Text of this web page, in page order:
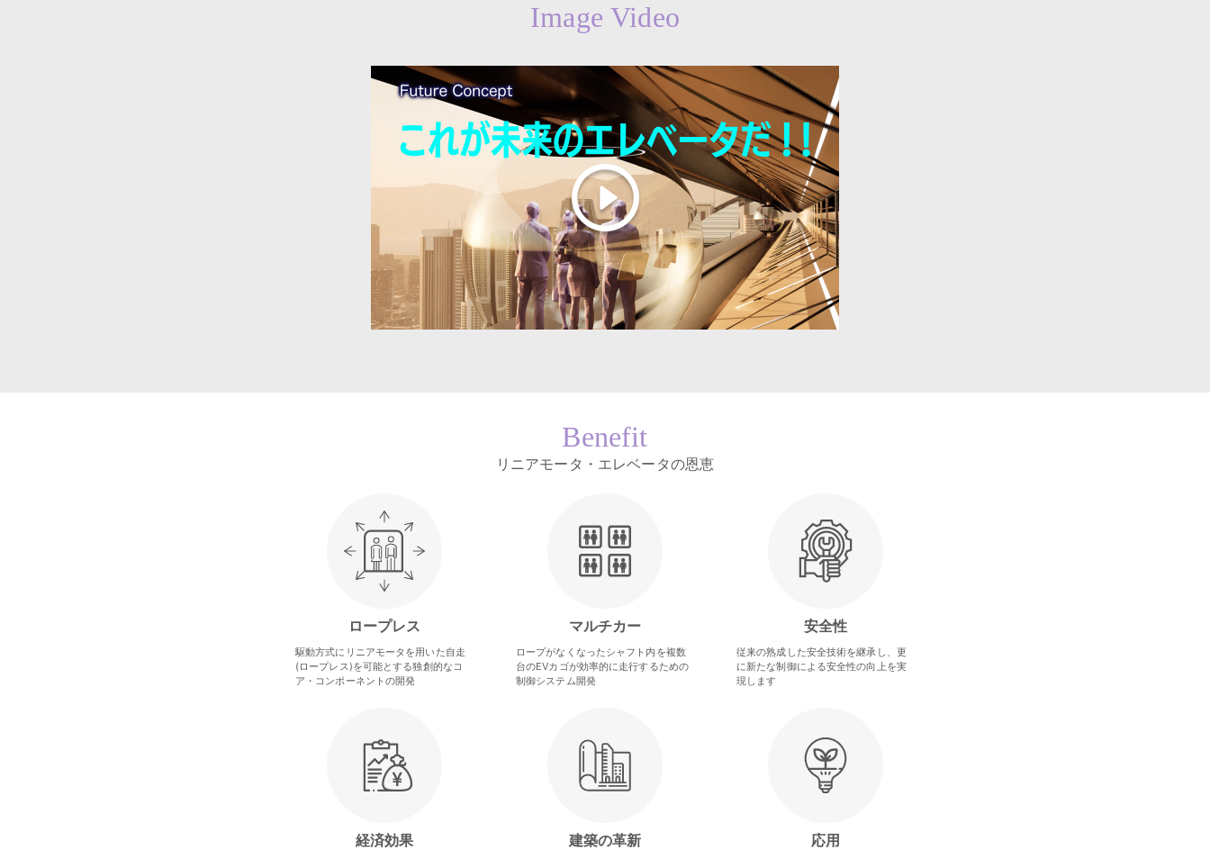
Image Video
Benefit
リニアモータ・エレベータの恩恵
ロープレス
駆動方式にリニアモータを用いた自走
(ロープレス)を可能とする独創的なコ
ア・コンポーネントの開発
マルチカー
ロープがなくなったシャフト内を複数
台のEVカゴが効率的に走行するための
制御システム開発
安全性
従来の熟成した安全技術を継承し、更
に新たな制御による安全性の向上を実
現します
経済効果 建築の革新 応用